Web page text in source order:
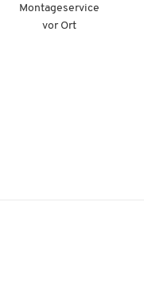
Montageservice
vor Ort